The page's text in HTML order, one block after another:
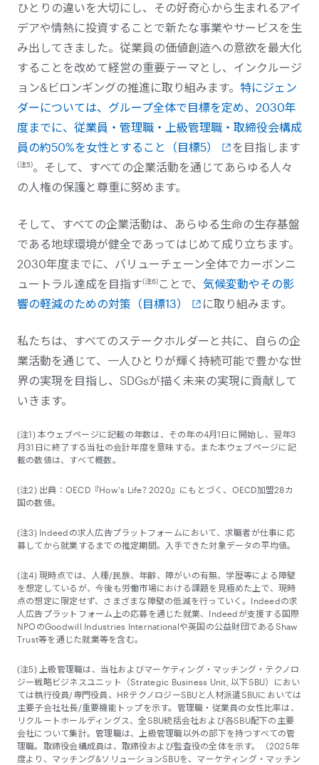
ひとりの違いを大切にし、その好奇心から生まれるアイ
デアや情熱に投資することで新たな事業やサービスを生
み出してきました。従業員の価値創造への意欲を最大化
することを改めて経営の重要テーマとし、インクルージ
ョン&ビロンギングの推進に取り組みます。 特にジェン
ダーについては、グループ全体で目標を定め、2030年
度までに、従業員・管理職・上級管理職・取締役会構成
員の約50%を女性とすること（目標5）
を目指します
(注5)。そして、すべての企業活動を通じてあらゆる人々
の人権の保護と尊重に努めます。
そして、すべての企業活動は、あらゆる生命の生存基盤
である地球環境が健全であってはじめて成り立ちます。
2030年度までに、バリューチェーン全体でカーボンニ
ュートラル達成を目指す(注6) ことで、 気候変動やその影
響の軽減のための対策（目標13）
に取り組みます。
私たちは、すべてのステークホルダーと共に、自らの企
業活動を通じて、一人ひとりが輝く持続可能で豊かな世
界の実現を目指し、SDGsが描く未来の実現に貢献して
いきます。
(注1) 本ウェブページに記載の年数は、その年の4月1日に開始し、翌年3
月31日に終了する当社の会計年度を意味する。また本ウェブページに記
載の数値は、すべて概数。
(注2) 出典：OECD『How's Life? 2020』にもとづく、OECD加盟28カ
国の数値。
(注3) Indeedの求人広告プラットフォームにおいて、求職者が仕事に応
募してから就業するまでの推定期間。入手できた対象データの平均値。
(注4) 現時点では、人種/民族、年齢、障がいの有無、学歴等による障壁
を想定しているが、今後も労働市場における課題を見極めた上で、現時
点の想定に限定せず、さまざまな障壁の低減を行っていく。Indeedの求
人広告プラットフォーム上の応募を通じた就業、Indeedが支援する国際
NPOのGoodwill Industries Internationalや英国の公益財団であるShaw
Trust等を通じた就業等を含む。
(注5) 上級管理職は、当社およびマーケティング・マッチング・テクノロ
ジー戦略ビジネスユニット
（Strategic Business Unit, 以下SBU）におい
ては執行役員/専門役員、HRテクノロジーSBUと人材派遣SBUにおいては
主要子会社社長/重要機能トップを示す。管理職・従業員の女性比率は、
リクルートホールディングス、全SBU統括会社および各SBU配下の主要
会社について集計。管理職は、上級管理職以外の部下を持つすべての管
理職。取締役会構成員は、取締役および監査役の全体を示す。（2025年
度より、マッチング&ソリューションSBUを、マーケティング・マッチン